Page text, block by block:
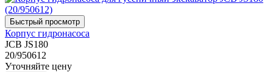
Корпус гидронасоса
JCB JS180
20/950612
Уточняйте цену